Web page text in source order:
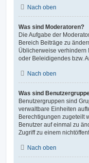
Nach oben
Was sind Moderatoren?
Die Aufgabe der
Bereich Beiträge zu
Üblicherweise verhindern
oder Beleidigendes bzw.
Nach oben
Was sind
Benutzergruppen sind
verwaltbare Einheiten
Berechtigungen zugeteilt
Benutzer auf einmal zu
Zugriff zu einem
Nach oben